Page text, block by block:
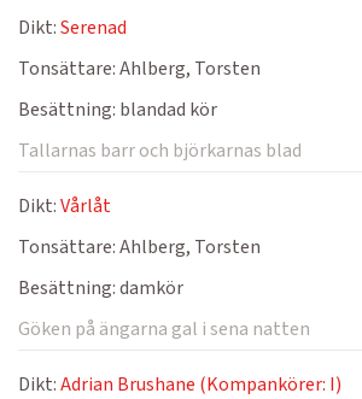
Dikt:Serenad
Tonsättare:Ahlberg, Torsten
Besättning: blandad kör
Tallarnas barr och björkarnas blad
Dikt:Vårlåt
Tonsättare:Ahlberg, Torsten
Besättning:damkör
Göken på ängarna gal i sena natten
Dikt:Adrian Brushane (Kompankörer: I)